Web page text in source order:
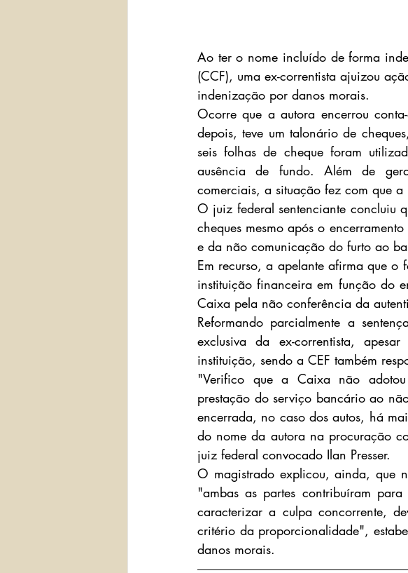
Ao ter o nome incluído de forma
(CCF), uma ex-correntista ajuizou
indenização por danos morais.
Ocorre que a autora encerrou
depois, teve um talonário de
seis folhas de cheque foram
ausência de fundo. Além de
comerciais, a situação fez com que
O juiz federal sentenciante concluiu
cheques mesmo após o
e da não comunicação do furto ao
Em recurso, a apelante afirma que
instituição financeira em função do
Caixa pela não conferência da
Reformando parcialmente a
exclusiva da ex-correntista,
instituição, sendo a CEF também
"Verifico que a Caixa não adotou
prestação do serviço bancário ao
encerrada, no caso dos autos, há
do nome da autora na procuração
juiz federal convocado Ilan Presser.
O magistrado explicou, ainda, que
"ambas as partes contribuíram
caracterizar a culpa concorrente,
critério da proporcionalidade",
danos morais.